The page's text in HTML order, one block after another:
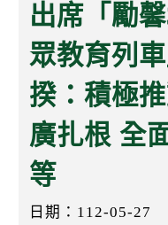
出席「勵
眾教育列
揆：積極
廣扎根 全
等
日期：112-05-27